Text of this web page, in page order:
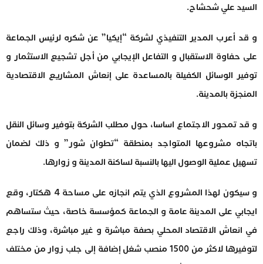
السيد علي شحشاح.
و قد أعرب المدير التنفيذي لشركة “إيكيا” عن شكره لرئيس الجماعة
على حفاوة الاستقبال و التفاعل الإيجابي من أجل تشجيع الاستثمار و
توفير الوسائل الكفيلة بالمساعدة على إنعاش المشاريع الاقتصادية
المنجزة بالمدينة.
و قد تمحور الاجتماع اساسا، حول مطلب الشركة بتوفير وسائل النقل
باتجاه مشروعها المتواجد بمنطقة “تطوان شور” و ذلك لضمان
تسهيل عملية الوصول اليها بالنسبة لساكنة المدينة و زوارها.
و سيكون لهذا المشروع الذي يتم انجازه على مساحة 4 هكتار، وقع
ايجابي على المدينة عامة و الجماعة كمؤسسة خاصة، حيث ستساهم
في انعاش الاقتصاد المحلي بصفة مباشرة و غير مباشرة، وذلك راجع
لتوفيرها لاكثر من 1500 منصب شغل إضافة إلى جلب زوار من مختلف